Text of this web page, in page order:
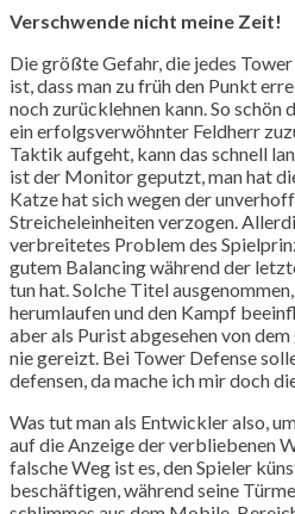
Verschwende nicht meine Zeit!
Die größte Gefahr, die jedes
ist, dass man zu früh den Punkt
noch zurücklehnen kann. So schön
ein erfolgsverwöhnter Feldherr
Taktik aufgeht, kann das schnell
ist der Monitor geputzt, man hat
Katze hat sich wegen der
Streicheleinheiten verzogen.
verbreitetes Problem des
gutem Balancing während der
tun hat. Solche Titel
herumlaufen und den Kampf
aber als Purist abgesehen von dem
nie gereizt. Bei Tower Defense
defensen, da mache ich mir doch
Was tut man als Entwickler also,
auf die Anzeige der verbliebenen
falsche Weg ist es, den Spieler
beschäftigen, während seine